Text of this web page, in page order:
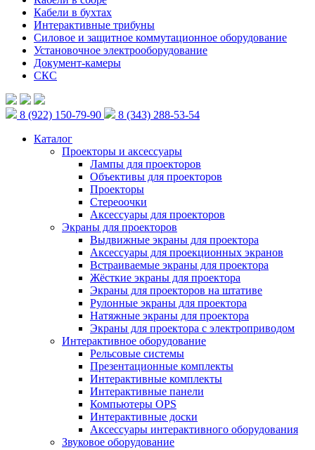
Кабели в бухтах
Интерактивные трибуны
Силовое и защитное коммутационное оборудование
Установочное электрооборудование
Документ-камеры
СКС
8 (922) 150-79-90
8 (343) 288-53-54
Каталог
Проекторы и аксессуары
Лампы для проекторов
Объективы для проекторов
Проекторы
Стереоочки
Аксессуары для проекторов
Экраны для проекторов
Выдвижные экраны для проектора
Аксессуары для проекционных экранов
Встраиваемые экраны для проектора
Жёсткие экраны для проектора
Экраны для проекторов на штативе
Рулонные экраны для проектора
Натяжные экраны для проектора
Экраны для проектора с электроприводом
Интерактивное оборудование
Рельсовые системы
Презентационные комплекты
Интерактивные комплекты
Интерактивные панели
Компьютеры OPS
Интерактивные доски
Аксессуары интерактивного оборудования
Звуковое оборудование